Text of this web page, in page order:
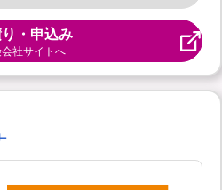
り・申込み
社サイトへ